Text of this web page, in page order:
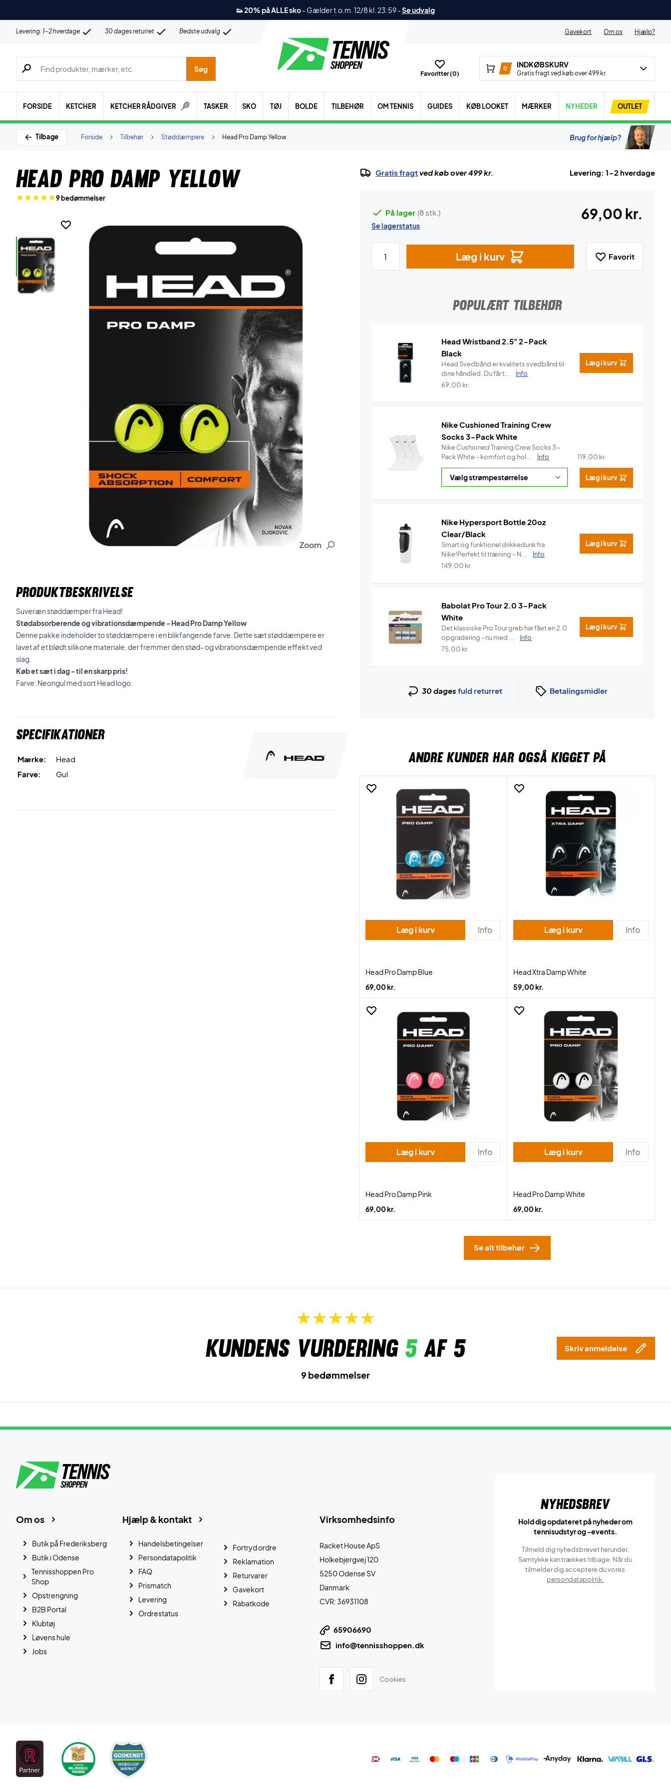
👟 20% på ALLE sko- Gælder t.o.m. 12/8 kl. 23:59-Se udvalg
Levering: 1-2 hverdage 30 dages returret Bedste udvalg Gavekort Om os Hjælp?
Søg efter produkter, mærker etc.
Søg
Favoritter (0)
0 INDKØBSKURV
Gratis fragt ved køb over 499 kr.
FORSIDE KETCHER KETCHER RÅDGIVER TASKER SKO TØJ BOLDE TILBEHØR OM TENNIS GUIDES KØB LOOKET MÆRKER NYHEDER OUTLET
Tilbage Head Pro Damp Yellow
Støddæmpere
Tilbehør
Forside Brug for hjælp?
Head Pro Damp Yellow
9 bedømmelser
Zoom
PRODUKTBESKRIVELSE
Suveræn støddæmper fra Head!
Stødabsorberende og vibrationsdæmpende - Head Pro Damp Yellow
Denne pakke indeholder to støddæmpere i en blikfangende farve. Dette sæt støddæmpere er
lavet af et blødt silikone materiale, der fremmer den stød- og vibrationsdæmpende effekt ved
slag.
Køb et sæt i dag - til en skarp pris!
Farve: Neongul med sort Head logo.
Specifikationer
Mærke:
Head
Farve:
Gul
Gratis fragtved køb over 499 kr. Levering: 1-2 hverdage
På lager (8 stk.)
Se lagerstatus
69,00 kr.
Læg i kurv Favorit
POPULÆRT TILBEHØR
Head Wristband 2.5" 2-Pack
Black
Head Svedbånd er kvalitets svedbånd til
dine håndled. Du får t...
Info
69,00 kr.
Læg i kurv
Nike Cushioned Training Crew
Socks 3-Pack White
Nike Cushioned Training Crew Socks 3-
Pack White – komfort og hol...
Info 119,00 kr.
Læg i kurv
Nike Hypersport Bottle 20oz
Clear/Black
Smart og funktionel drikkedunk fra
Nike!Perfekt til træning – N...
Info
149,00 kr.
Læg i kurv
Babolat Pro Tour 2.0 3-Pack
White
Det klassiske Pro Tour greb har fået en 2.0
opgradering - nu med ...
Info
75,00 kr.
Læg i kurv
30 dages fuld returret Betalingsmidler
ANDRE KUNDER HAR OGSÅ KIGGET PÅ
Læg i kurv Info
Head Pro Damp Blue
69,00 kr.
Læg i kurv Info
Head Xtra Damp White
59,00 kr.
Læg i kurv Info
Head Pro Damp Pink
69,00 kr.
Læg i kurv Info
Head Pro Damp White
69,00 kr.
Se alt tilbehør
Kundens vurdering 5af 5 Skriv anmeldelse
9 bedømmelser
Virksomhedsinfo
Racket House ApS
Holkebjergvej 120
5250 Odense SV
Danmark
CVR: 36931108
65906690
info@tennisshoppen.dk
Cookies
Hjælp & kontakt
Handelsbetingelser
Persondatapolitik
FAQ
Prismatch
Levering
Ordrestatus
Fortryd ordre
Reklamation
Returvarer
Gavekort
Rabatkode
Om os
Butik på Frederiksberg
Butik i Odense
Tennisshoppen Pro
Shop
Opstrengning
B2B Portal
Klubtøj
Løvens hule
Jobs
Nyhedsbrev
Hold dig opdateret på nyheder om
tennisudstyr og -events.
Tilmeld dig nyhedsbrevet herunder.
Samtykke kan trækkes tilbage. Når du
tilmelder dig acceptere du vores
persondatapolitik.